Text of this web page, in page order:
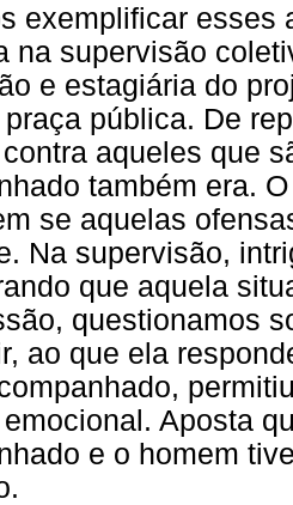
exemplificar esses
na supervisão
e estagiária do
pública. De
aqueles que
também era.
se aquelas
Na supervisão,
que aquela
questionamos
ao que ela
Aposta
e o homem